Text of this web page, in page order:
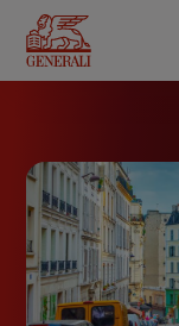
contenu
principal